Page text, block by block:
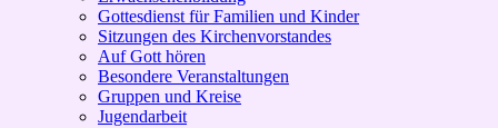
Gottesdienst für Familien und Kinder
Sitzungen des Kirchenvorstandes
Auf Gott hören
Besondere Veranstaltungen
Gruppen und Kreise
Jugendarbeit